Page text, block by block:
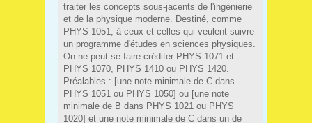
traiter les concepts sous-jacents de l'ingénierie
et de la physique moderne. Destiné, comme
PHYS 1051, à ceux et celles qui veulent suivre
un programme d'études en sciences physiques.
On ne peut se faire créditer PHYS 1071 et
PHYS 1070, PHYS 1410 ou PHYS 1420.
Préalables : [une note minimale de C dans
PHYS 1051 ou PHYS 1050] ou [une note
minimale de B dans PHYS 1021 ou PHYS
1020] et une note minimale de C dans un de